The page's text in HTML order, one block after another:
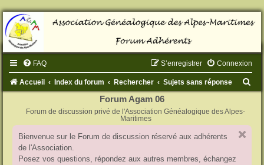
FAQ Connexion
S’enregistrer
Accueil Index du forum Rechercher Sujets sans réponse
Forum Agam 06
Forum de discussion privé de l'Association Généalogique des Alpes-
Maritimes
Bienvenue sur le Forum de discussion réservé aux adhérents
de l'Association.
Posez vos questions, répondez aux autres membres, échangez